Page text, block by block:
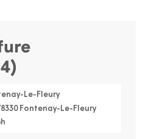
Le-Fleury
Fontenay-Le-Fleury